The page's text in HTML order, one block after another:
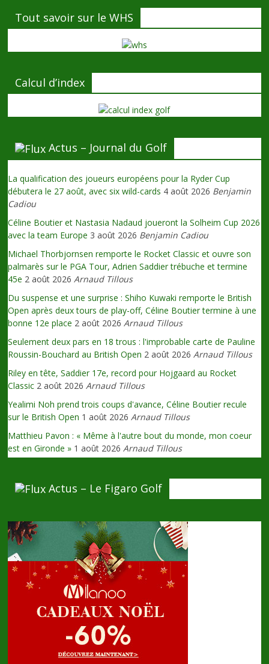
Tout savoir sur le WHS
Calcul d’index
Actus – Journal du Golf
La qualification des joueurs européens pour la Ryder Cup
débutera le 27 août, avec six wild-cards 4 août 2026 Benjamin
Cadiou
Céline Boutier et Nastasia Nadaud joueront la Solheim Cup 2026
avec la team Europe 3 août 2026 Benjamin Cadiou
Michael Thorbjornsen remporte le Rocket Classic et ouvre son
palmarès sur le PGA Tour, Adrien Saddier trébuche et termine
45e 2 août 2026 Arnaud Tillous
Du suspense et une surprise : Shiho Kuwaki remporte le British
Open après deux tours de play-off, Céline Boutier termine à une
bonne 12e place 2 août 2026 Arnaud Tillous
Seulement deux pars en 18 trous : l'improbable carte de Pauline
Roussin-Bouchard au British Open 2 août 2026 Arnaud Tillous
Riley en tête, Saddier 17e, record pour Hojgaard au Rocket
Classic 2 août 2026 Arnaud Tillous
Yealimi Noh prend trois coups d'avance, Céline Boutier recule
sur le British Open 1 août 2026 Arnaud Tillous
Matthieu Pavon : « Même à l'autre bout du monde, mon coeur
est en Gironde » 1 août 2026 Arnaud Tillous
Actus – Le Figaro Golf